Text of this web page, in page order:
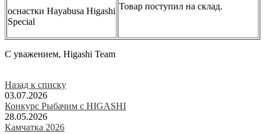
оснастки Hayabusa Higashi
Special
Товар поступил на склад.
С уважением, Higashi Team
Назад к списку
03.07.2026
Конкурс Рыбачим с HIGASHI
28.05.2026
Камчатка 2026